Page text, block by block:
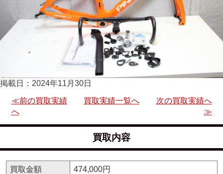
掲載日：2024年11月30日
≪前の買取実績
へ
買取実績一覧へ
次の買取実績へ
≫
買取内容
買取金額
474,000円